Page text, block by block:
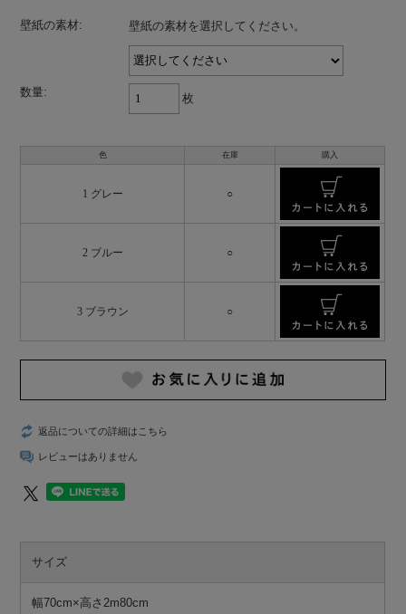
壁紙の素材: 壁紙の素材を選択してください。
数量: 枚
色 在庫 購入
1 グレー ○
2 ブルー ○
3 ブラウン ○
返品についての詳細はこちら
レビューはありません
サイズ
幅70cm×高さ2m80cm